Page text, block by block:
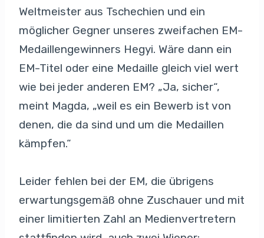
Weltmeister aus Tschechien und ein
möglicher Gegner unseres zweifachen EM-
Medaillengewinners Hegyi. Wäre dann ein
EM-Titel oder eine Medaille gleich viel wert
wie bei jeder anderen EM? „Ja, sicher“,
meint Magda, „weil es ein Bewerb ist von
denen, die da sind und um die Medaillen
kämpfen.“
Leider fehlen bei der EM, die übrigens
erwartungsgemäß ohne Zuschauer und mit
einer limitierten Zahl an Medienvertretern